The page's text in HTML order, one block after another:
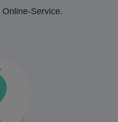
Service.